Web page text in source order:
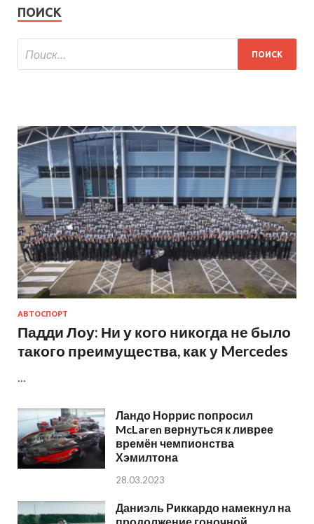
ПОИСК
АВТОСПОРТ
Падди Лоу: Ни у кого никогда не было
такого преимущества, как у Mercedes
…
Ландо Норрис попросил
McLaren вернуться к ливрее
времён чемпионства
Хэмилтона
28.03.2023
Даниэль Риккардо намекнул на